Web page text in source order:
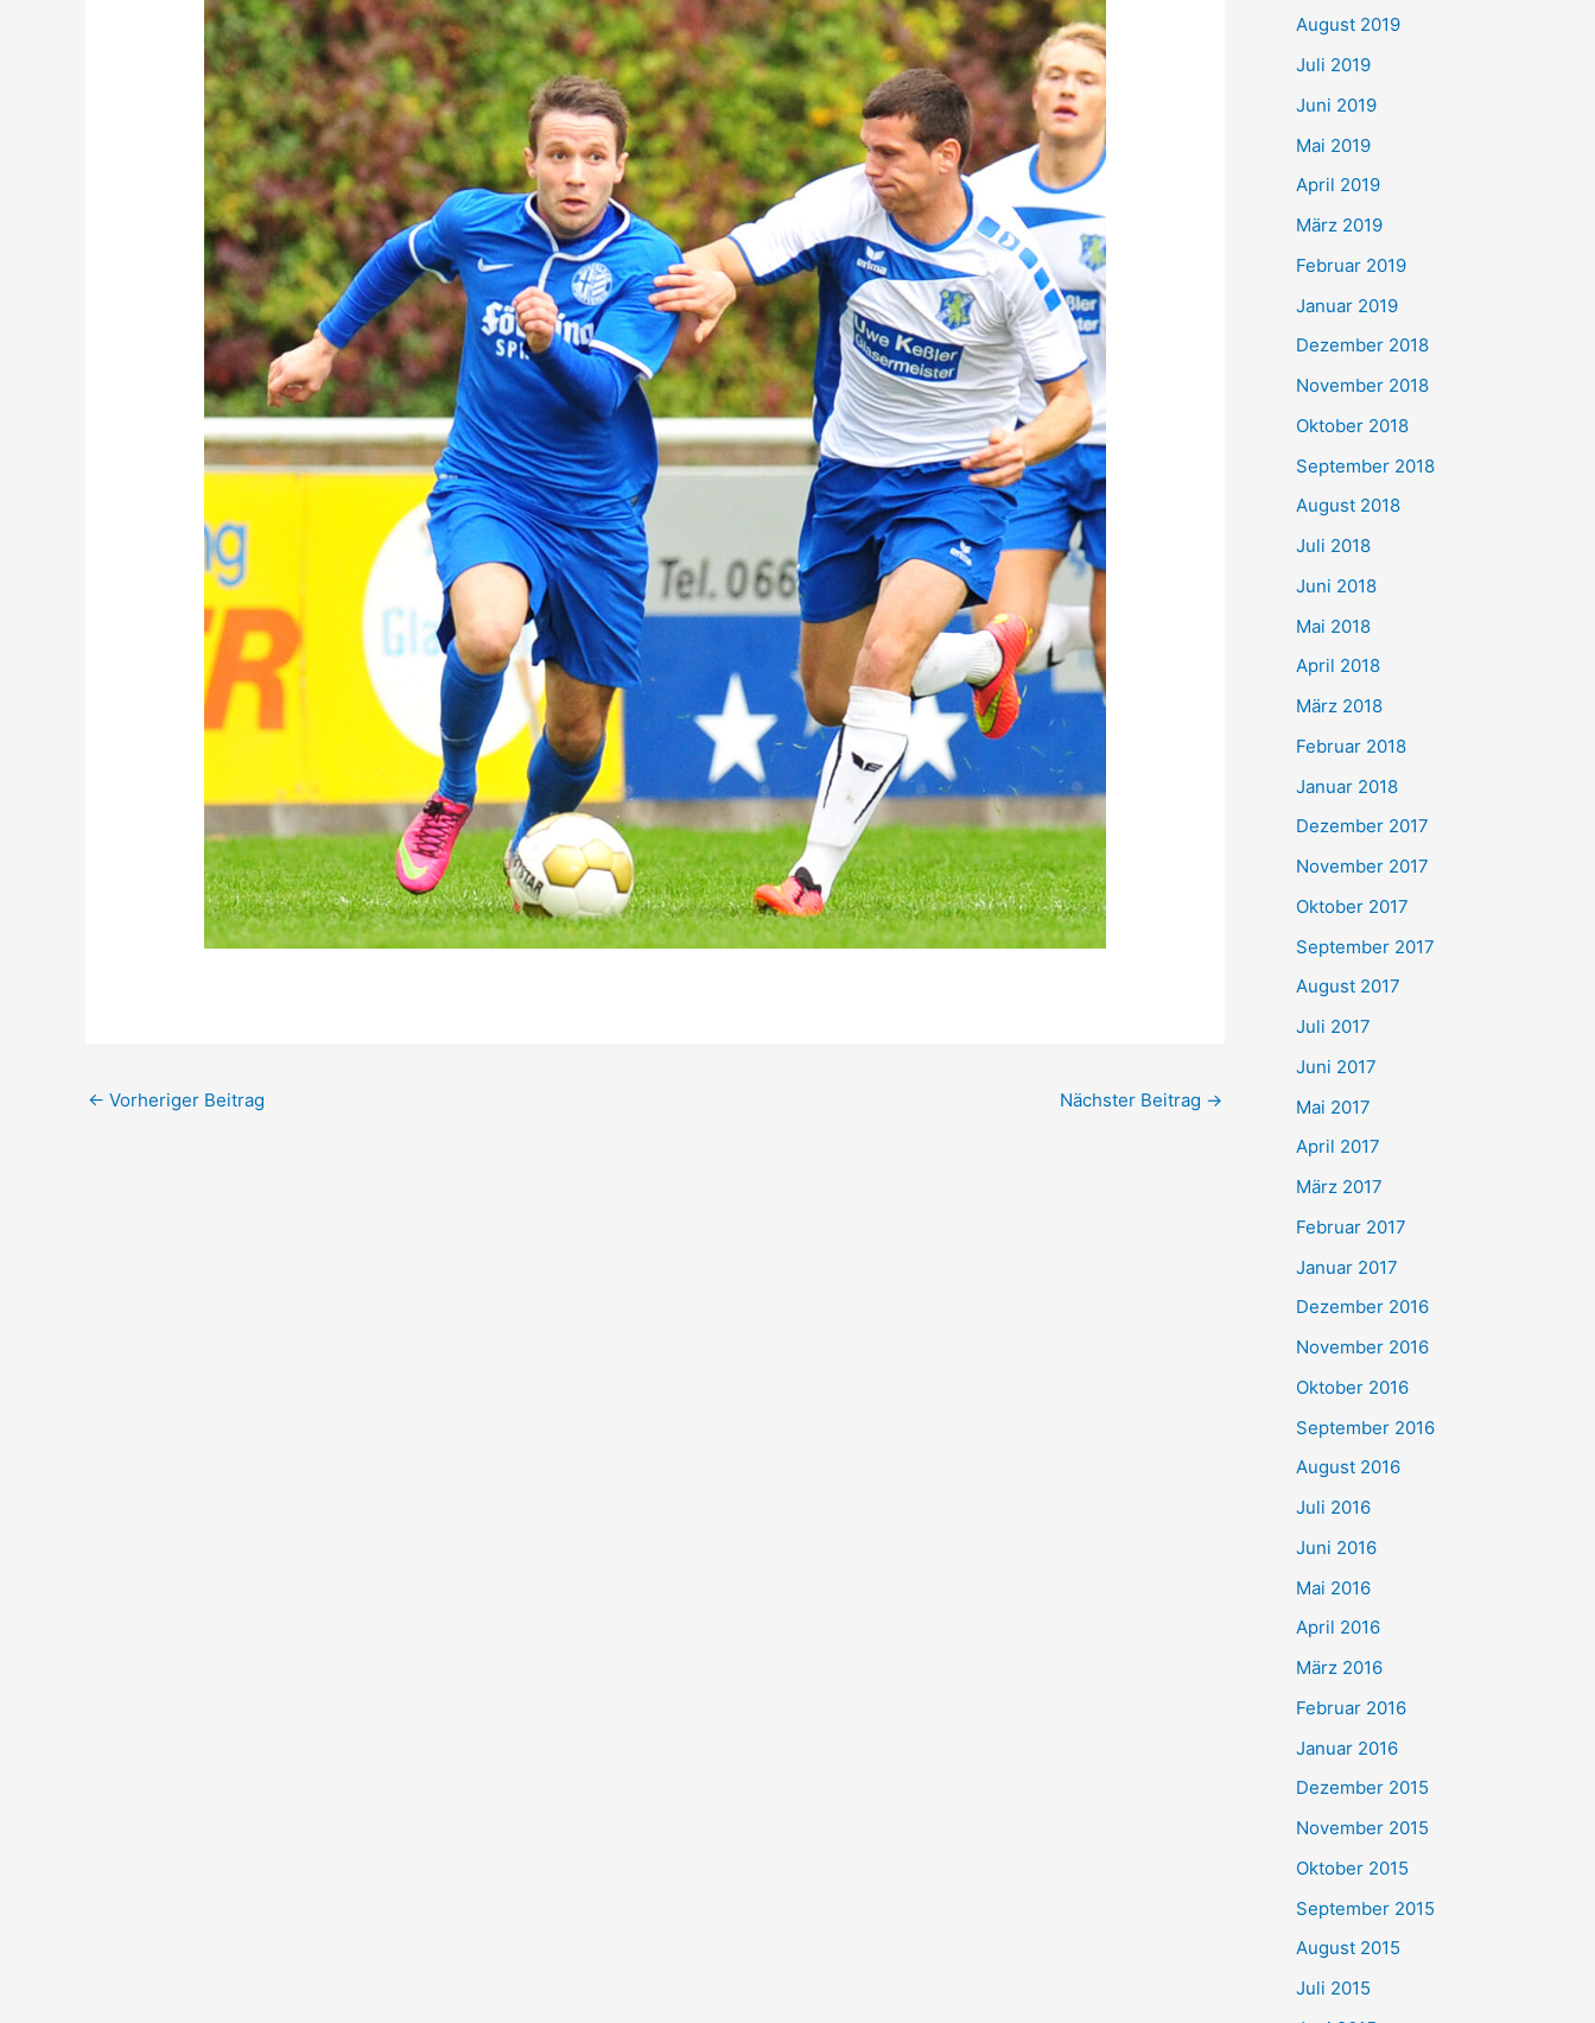
← Vorheriger Beitrag Nächster Beitrag →
August 2019
Juli 2019
Juni 2019
Mai 2019
April 2019
März 2019
Februar 2019
Januar 2019
Dezember 2018
November 2018
Oktober 2018
September 2018
August 2018
Juli 2018
Juni 2018
Mai 2018
April 2018
März 2018
Februar 2018
Januar 2018
Dezember 2017
November 2017
Oktober 2017
September 2017
August 2017
Juli 2017
Juni 2017
Mai 2017
April 2017
März 2017
Februar 2017
Januar 2017
Dezember 2016
November 2016
Oktober 2016
September 2016
August 2016
Juli 2016
Juni 2016
Mai 2016
April 2016
März 2016
Februar 2016
Januar 2016
Dezember 2015
November 2015
Oktober 2015
September 2015
August 2015
Juli 2015